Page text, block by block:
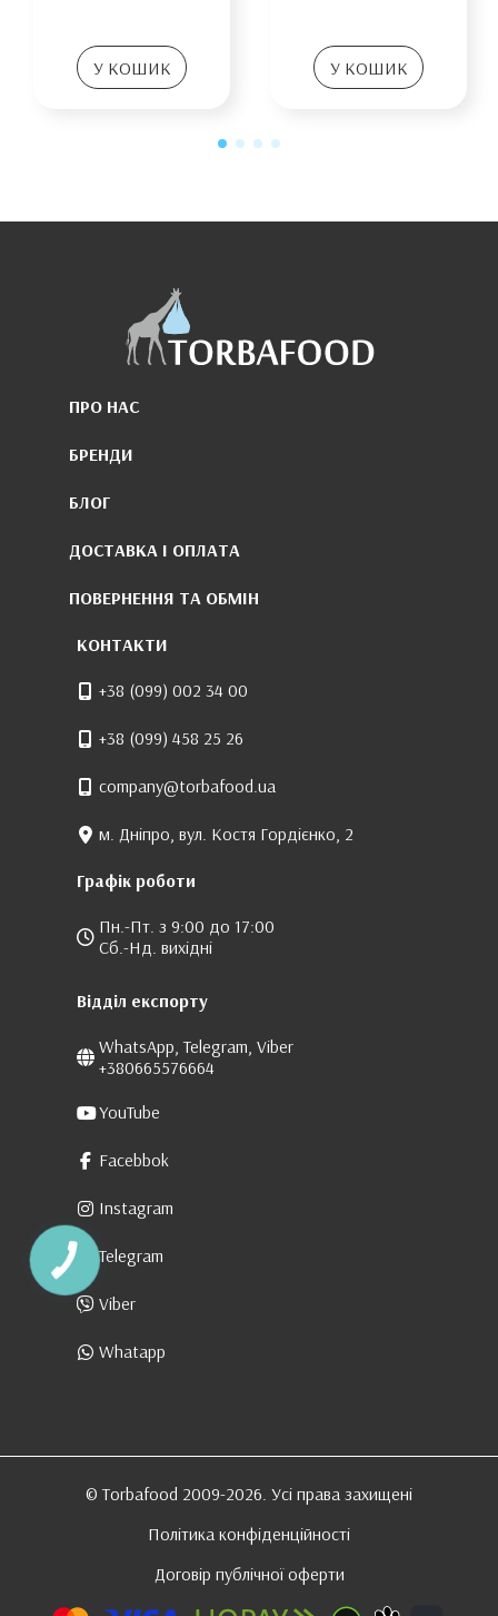
У КОШИК У КОШИК
ПРО НАС
БРЕНДИ
БЛОГ
ДОСТАВКА І ОПЛАТА
ПОВЕРНЕННЯ ТА ОБМІН
КОНТАКТИ
+38 (099) 002 34 00
+38 (099) 458 25 26
company@torbafood.ua
м. Дніпро, вул. Костя Гордієнко, 2
Графік роботи
Пн.-Пт. з 9:00 до 17:00
Сб.-Нд. вихідні
Відділ експорту
WhatsApp, Telegram, Viber
+380665576664
YouTube
Facebbok
Instagram
Telegram
Viber
Whatapp
© Torbafood 2009-2026. Усі права захищені
Політика конфіденційності
Договір публічної оферти